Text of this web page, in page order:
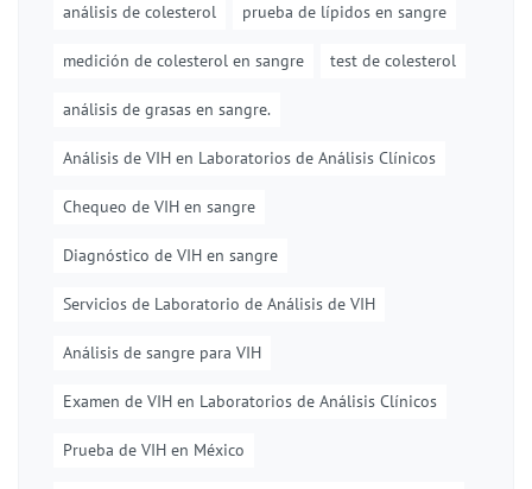
análisis de colesterol prueba de lípidos en sangre
medición de colesterol en sangre test de colesterol
análisis de grasas en sangre.
Análisis de VIH en Laboratorios de Análisis Clínicos
Chequeo de VIH en sangre
Diagnóstico de VIH en sangre
Servicios de Laboratorio de Análisis de VIH
Análisis de sangre para VIH
Examen de VIH en Laboratorios de Análisis Clínicos
Prueba de VIH en México